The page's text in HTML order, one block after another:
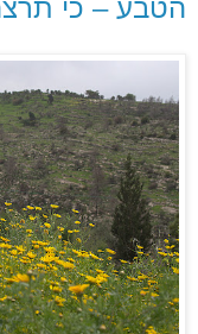
הטבע – כי